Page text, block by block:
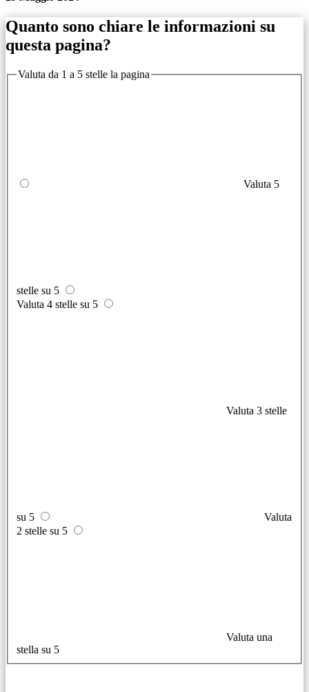
Quanto sono chiare le informazioni su
questa pagina?
Valuta da 1 a 5 stelle la pagina
Valuta 5
stelle su 5
Valuta 4 stelle su 5
Valuta 3 stelle
su 5
Valuta
2 stelle su 5
Valuta una
stella su 5